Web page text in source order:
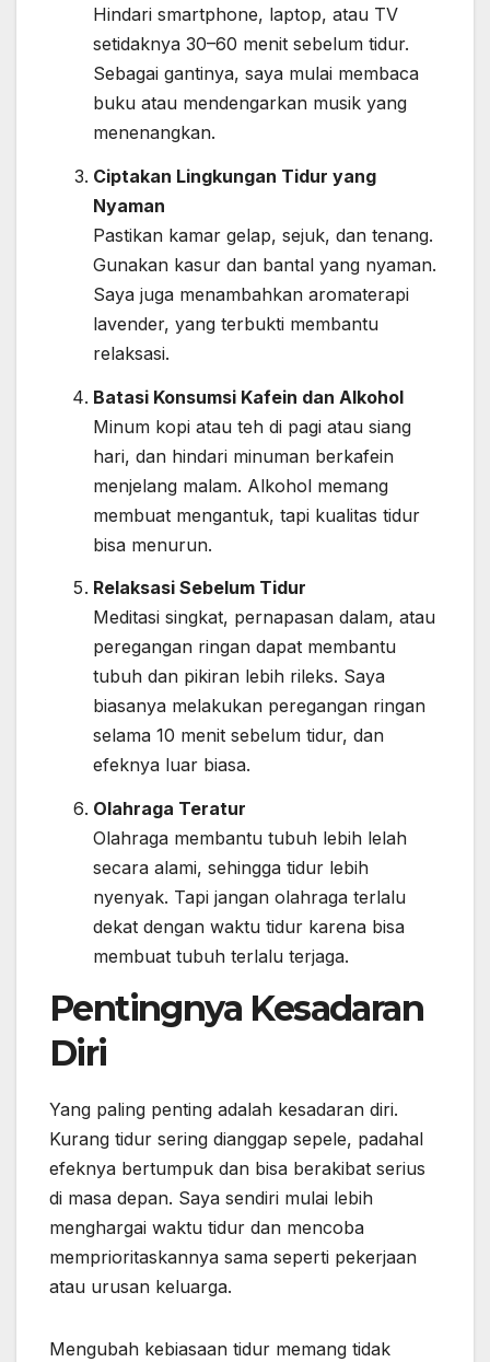
Hindari smartphone, laptop, atau TV
setidaknya 30–60 menit sebelum tidur.
Sebagai gantinya, saya mulai membaca
buku atau mendengarkan musik yang
menenangkan.
Ciptakan Lingkungan Tidur yang
Nyaman
Pastikan kamar gelap, sejuk, dan tenang.
Gunakan kasur dan bantal yang nyaman.
Saya juga menambahkan aromaterapi
lavender, yang terbukti membantu
relaksasi.
Batasi Konsumsi Kafein dan Alkohol
Minum kopi atau teh di pagi atau siang
hari, dan hindari minuman berkafein
menjelang malam. Alkohol memang
membuat mengantuk, tapi kualitas tidur
bisa menurun.
Relaksasi Sebelum Tidur
Meditasi singkat, pernapasan dalam, atau
peregangan ringan dapat membantu
tubuh dan pikiran lebih rileks. Saya
biasanya melakukan peregangan ringan
selama 10 menit sebelum tidur, dan
efeknya luar biasa.
Olahraga Teratur
Olahraga membantu tubuh lebih lelah
secara alami, sehingga tidur lebih
nyenyak. Tapi jangan olahraga terlalu
dekat dengan waktu tidur karena bisa
membuat tubuh terlalu terjaga.
Pentingnya Kesadaran
Diri
Yang paling penting adalah kesadaran diri.
Kurang tidur sering dianggap sepele, padahal
efeknya bertumpuk dan bisa berakibat serius
di masa depan. Saya sendiri mulai lebih
menghargai waktu tidur dan mencoba
memprioritaskannya sama seperti pekerjaan
atau urusan keluarga.
Mengubah kebiasaan tidur memang tidak